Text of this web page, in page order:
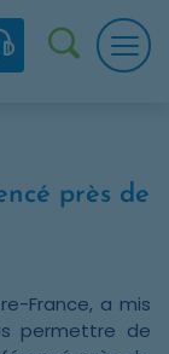
près de
France, a mis
permettre de